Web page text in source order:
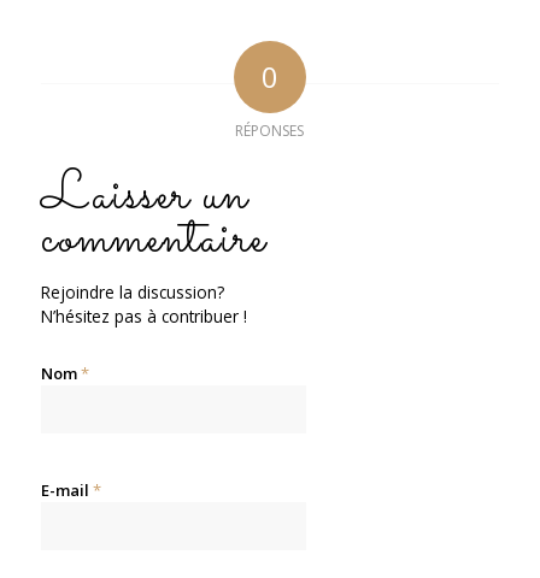
0
RÉPONSES
Laisser un
commentaire
Rejoindre la discussion?
N’hésitez pas à contribuer !
Nom*
E-mail *